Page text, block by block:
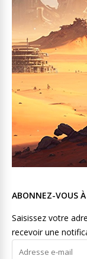
ABONNEZ-VOUS
Saisissez votre
recevoir une